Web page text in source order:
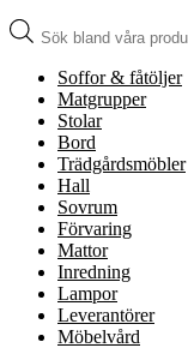
Produktsökning
Soffor & fåtöljer
Matgrupper
Stolar
Bord
Trädgårdsmöbler
Hall
Sovrum
Förvaring
Mattor
Inredning
Lampor
Leverantörer
Möbelvård